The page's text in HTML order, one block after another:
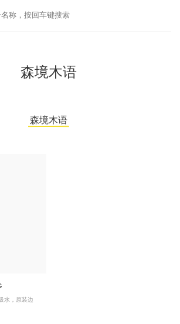
森境木语
森境木语
水，原装边